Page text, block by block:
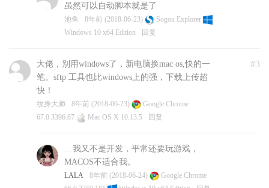
虽然可以自动脚本就是了
池鱼 8年前 (2018-06-23)
Sogou Explorer
Windows 10 x64 Edition
回复
#3
大佬，别用windows了，新电脑换mac os,快的一
笔。sftp 工具也比windows上的强，下载上传超
快！
纹身大师 8年前 (2018-06-23)
Google Chrome
67.0.3396.87
Mac OS X 10.13.5 回复
…我又不是开发，平常还要玩游戏，
MACOS不适合我。
LALA 8年前 (2018-06-24)
Google Chrome